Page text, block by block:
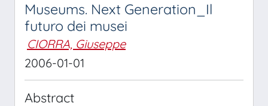
Museums. Next Generation_Il
futuro dei musei
CIORRA, Giuseppe
2006-01-01
Abstract